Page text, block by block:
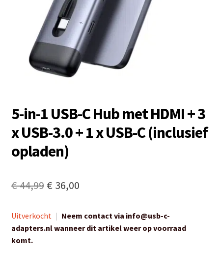
5-in-1 USB-C Hub met HDMI + 3
x USB-3.0 + 1 x USB-C (inclusief
opladen)
€44,99 Oorspronkelijke
was:
€ 36,00Huidige
is:
Uitverkocht | Neem contact via info@usb-c-
adapters.nl wanneer dit artikel weer op voorraad
komt.